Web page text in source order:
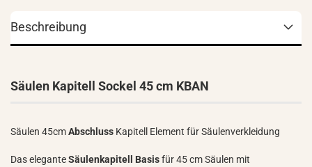
Beschreibung
Säulen Kapitell Sockel 45 cm KBAN
Säulen 45cmAbschluss Kapitell Element für Säulenverkleidung
Das eleganteSäulenkapitell Basisfür 45 cm Säulen mit